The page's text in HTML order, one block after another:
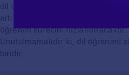
dil öğreniminde önemli bir yere
artırmak adına son derece
öğrenim sürecini hızlandıracaktır.
Unutulmamalıdır ki, dil öğrenimi
biridir.